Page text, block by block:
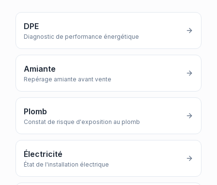
DPE
Diagnostic de performance énergétique
Amiante
Repérage amiante avant vente
Plomb
Constat de risque d'exposition au plomb
Électricité
État de l'installation électrique